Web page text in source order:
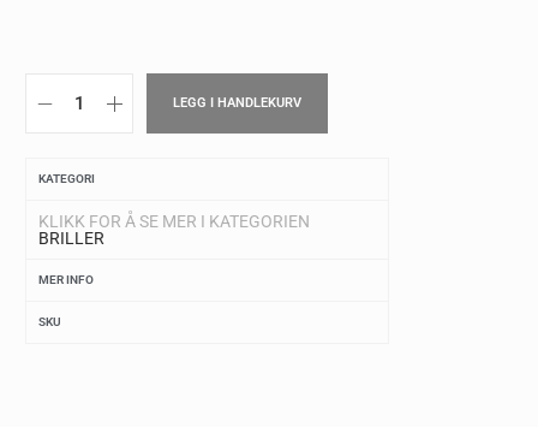
LEGG I HANDLEKURV
KATEGORI
KLIKK FOR Å SE MER I KATEGORIEN
BRILLER
MER INFO
SKU